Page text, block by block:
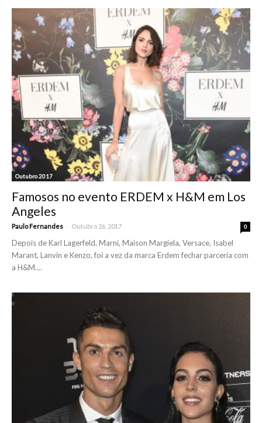
Outubro 2017
Famosos no evento ERDEM x H&M em Los
Angeles
Paulo Fernandes - Outubro 26, 2017 0
Depois de Karl Lagerfeld, Marni, Maison Margiela, Versace, Isabel
Marant, Lanvin e Kenzo, foi a vez da marca Erdem fechar parceria com
a H&M....